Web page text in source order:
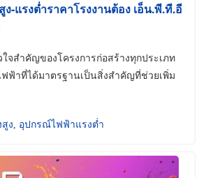
-แรงต่ำราคาโรงงานต้อง เอ็น.พี.ที.อี
จสำคัญของโครงการก่อสร้างทุกประเภท
ฟ้าที่ได้มาตรฐานเป็นสิ่งสำคัญที่ช่วยเพิ่ม
ง อุปกรณ์ไฟฟ้าแรงต่ำ